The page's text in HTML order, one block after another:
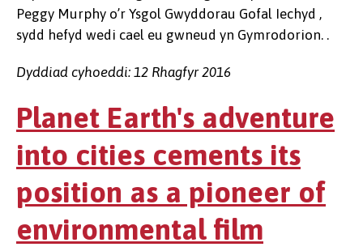
Peggy Murphy o’r Ysgol Gwyddorau Gofal Iechyd ,
sydd hefyd wedi cael eu gwneud yn Gymrodorion. .
Dyddiad cyhoeddi: 12 Rhagfyr 2016
Planet Earth's adventure
into cities cements its
position as a pioneer of
environmental film